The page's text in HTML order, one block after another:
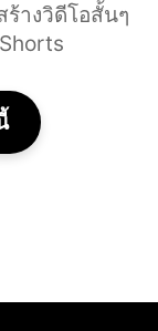
างวิดีโอสั้นๆ